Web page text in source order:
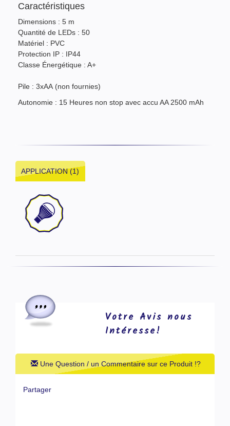
Caractéristiques
Dimensions : 5 m
Quantité de LEDs : 50
Matériel : PVC
Protection IP : IP44
Classe Énergétique : A+
Pile : 3xAA (non fournies)
Autonomie : 15 Heures non stop avec accu AA 2500 mAh
APPLICATION (1)
Votre Avis nous
Intéresse!
Une Question / un Commentaire sur ce Produit !?
Partager